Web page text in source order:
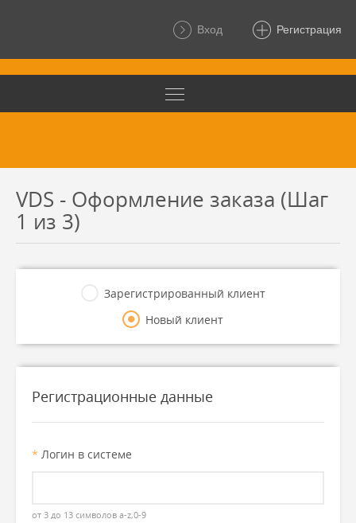
Вход Регистрация
VDS - Оформление заказа (Шаг
1 из 3)
Зарегистрированный клиент
Новый клиент
Регистрационные данные
* Логин в системе
от 3 до 13 символов a-z,0-9